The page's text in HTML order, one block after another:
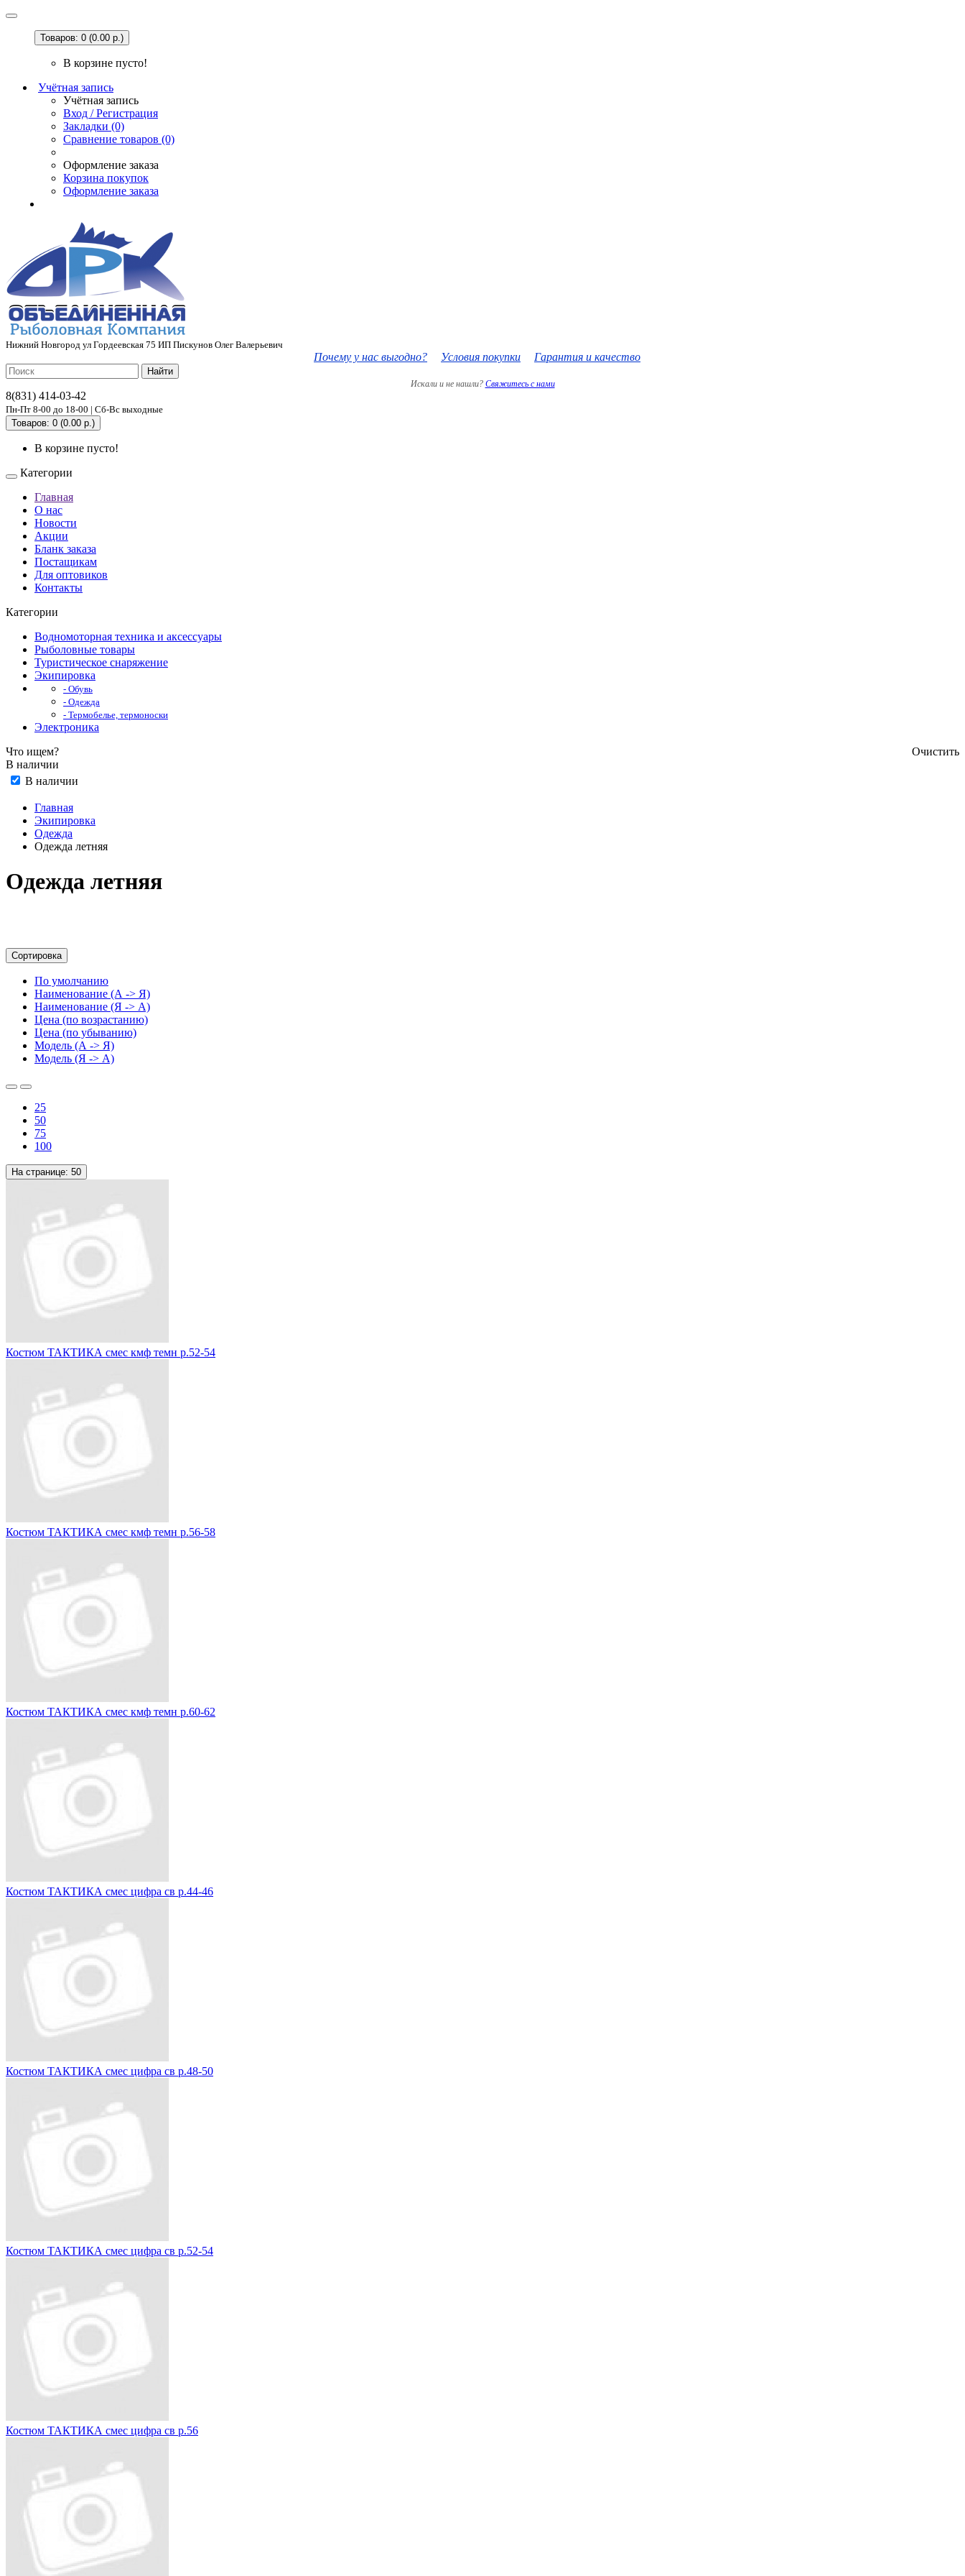
Товаров: 0 (0.00 р.)
В корзине пусто!
Учётная запись
Учётная запись
Вход / Регистрация
Закладки (0)
Сравнение товаров (0)
Оформление заказа
Корзина покупок
Оформление заказа
Нижний Новгород ул Гордеевская 75 ИП Пискунов Олег Валерьевич
Почему у нас выгодно? Условия покупки Гарантия и качество
Найти
Искали и не нашли? Свяжитесь с нами
8(831) 414-03-42
Пн-Пт 8-00 до 18-00 | Сб-Вс выходные
Товаров: 0 (0.00 р.)
В корзине пусто!
Категории
Главная
О нас
Новости
Акции
Бланк заказа
Постащикам
Для оптовиков
Контакты
Категории
Водномоторная техника и аксессуары
Рыболовные товары
Туристическое снаряжение
Экипировка
- Обувь
- Одежда
- Термобелье, термоноски
Электроника
Что ищем?
Очистить
В наличии
В наличии
Главная
Экипировка
Одежда
Одежда летняя
Одежда летняя
Сортировка
По умолчанию
Наименование (А -> Я)
Наименование (Я -> А)
Цена (по возрастанию)
Цена (по убыванию)
Модель (А -> Я)
Модель (Я -> А)
25
50
75
100
На странице: 50
Костюм ТАКТИКА смес кмф темн р.52-54
Костюм ТАКТИКА смес кмф темн р.56-58
Костюм ТАКТИКА смес кмф темн р.60-62
Костюм ТАКТИКА смес цифра св р.44-46
Костюм ТАКТИКА смес цифра св р.48-50
Костюм ТАКТИКА смес цифра св р.52-54
Костюм ТАКТИКА смес цифра св р.56